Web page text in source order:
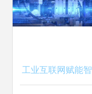
工业互联网赋能智